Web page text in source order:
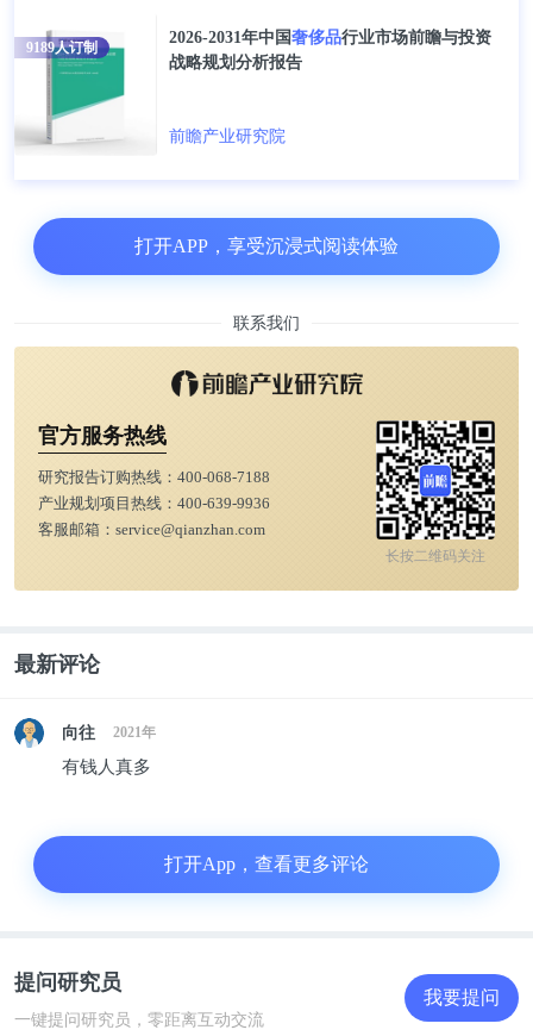
2026-2031年中国奢侈品行业市场前瞻与投资
战略规划分析报告
前瞻产业研究院
9189人订制
打开APP，享受沉浸式阅读体验
联系我们
官方服务热线
研究报告订购热线： 400-068-7188
产业规划项目热线： 400-639-9936
客服邮箱： service@qianzhan.com
长按二维码关注
最新评论
向往 2021年
有钱人真多
打开App，查看更多评论
提问研究员
一键提问研究员，零距离互动交流
我要提问